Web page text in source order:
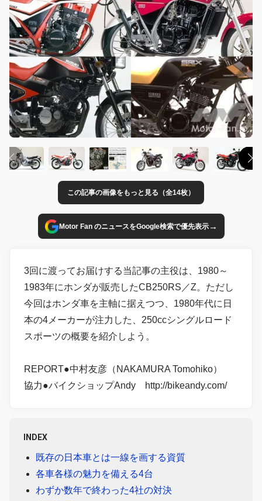
この記事の画像をもっと見る（全14枚）
Motor Fan のニュースをGoogle検索で優先表示→
3回に渡ってお届けする当記事の主役は、1980～
1983年にホンダが販売したCB250RS／Z。ただし
今回はホンダ車を主軸に据えつつ、1980年代に日
本の4メーカーが注力した、250ccシングルロード
スポーツの概要を紹介しよう。
REPORT●中村友彦（NAKAMURA Tomohiko）
協力●バイクショップAndy http://bikeandy.com/
INDEX
既存の日本車とは一線を画する資質
各車各様の魅力を備える4台
わずか数年で終わった4社の対決